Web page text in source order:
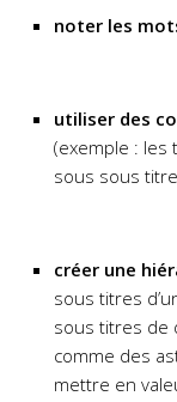
noter les
utiliser des
(exemple : les
sous sous
créer une
sous titres
sous titres de
comme des
mettre en